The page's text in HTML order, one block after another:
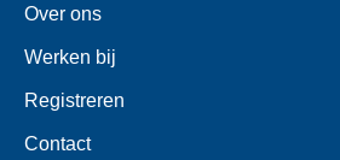
Over ons
Werken bij
Registreren
Contact